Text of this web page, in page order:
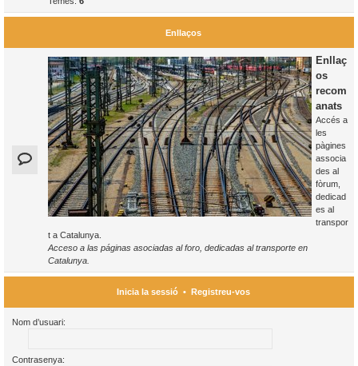
Enllaços
Enllaç
os
recom
anats
Accés a
les
pàgines
associa
des al
fòrum,
dedicad
es al
transpor
t a Catalunya.
Acceso a las páginas asociadas al foro, dedicadas al transporte en
Catalunya.
Inicia la sessió• Registreu-vos
Nom d’usuari:
Contrasenya: